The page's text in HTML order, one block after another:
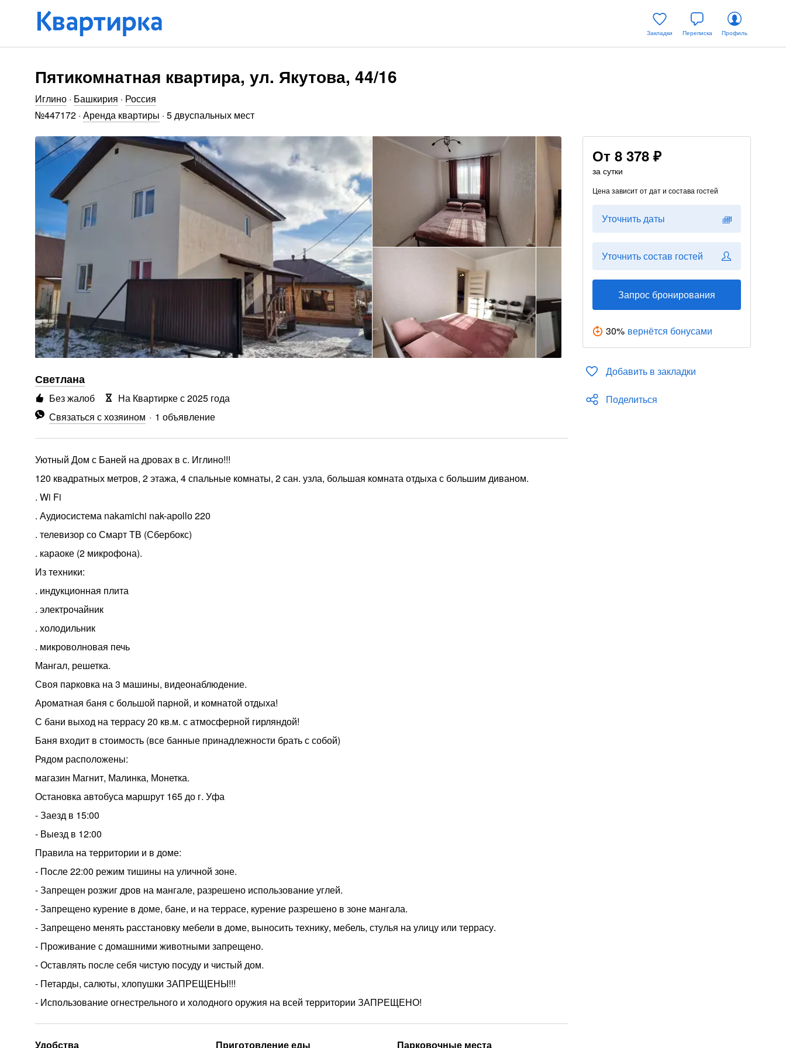
Закладки Переписка Профиль
Пятикомнатная квартира, ул. Якутова, 44/16
Иглино · Башкирия · Россия
№447172 · Аренда квартиры · 5 двуспальных мест
От 8 378 ₽
за сутки
Цена зависит от дат и состава гостей
Уточнить даты
Уточнить состав гостей
Запрос бронирования
30% вернётся бонусами
Добавить в закладки
Поделиться
Светлана
Связаться с хозяином 1 объявление
Без жалоб На Квартирке с 2025 года
Уютный Дом с Баней на дровах в с. Иглино!!!
120 квадратных метров, 2 этажа, 4 спальные комнаты, 2 сан. узла, большая комната отдыха с большим диваном.
. Wi Fi
. Аудиосистема nаkаmiсhi nаk-ароllо 220
. телевизор со Смарт ТВ (Сбербокс)
. караоке (2 микрофона).
Из техники:
. индукционная плита
. электрочайник
. холодильник
. микроволновая печь
Мангал, решетка.
Своя парковка на 3 машины, видеонаблюдение.
Ароматная баня с большой парной, и комнатой отдыха!
С бани выход на террасу 20 кв.м. с атмосферной гирляндой!
Баня входит в стоимость (все банные принадлежности брать с собой)
Рядом расположены:
магазин Магнит, Малинка, Монетка.
Остановка автобуса маршрут 165 до г. Уфа
- Заезд в 15:00
- Выезд в 12:00
Правила на территории и в доме:
- После 22:00 режим тишины на уличной зоне.
- Запрещен розжиг дров на мангале, разрешено использование углей.
- Запрещено курение в доме, бане, и на террасе, курение разрешено в зоне мангала.
- Запрещено менять расстановку мебели в доме, выносить технику, мебель, стулья на улицу или террасу.
- Проживание с домашними животными запрещено.
- Оставлять после себя чистую посуду и чистый дом.
- Петарды, салюты, хлопушки ЗАПРЕЩЕНЫ!!!
- Использование огнестрельного и холодного оружия на всей территории ЗАПРЕЩЕНО!
Удобства
Приготовление еды
Парковочные места